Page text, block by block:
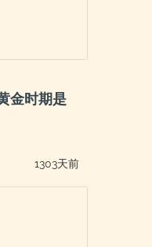
金时期是
1303天前